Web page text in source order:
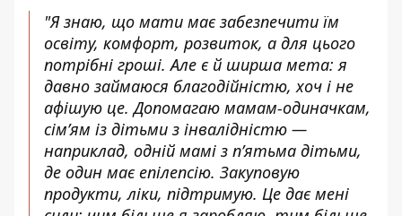
"Я знаю, що мати має забезпечити їм
освіту, комфорт, розвиток, а для цього
потрібні гроші. Але є й ширша мета: я
давно займаюся благодійністю, хоч і не
афішую це. Допомагаю мамам-одиначкам,
сім’ям із дітьми з інвалідністю —
наприклад, одній мамі з п’ятьма дітьми,
де один має епілепсію. Закуповую
продукти, ліки, підтримую. Це дає мені